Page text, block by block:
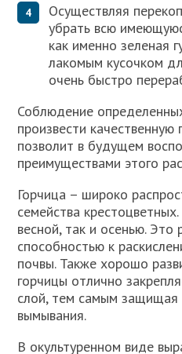
Осуществляя
убрать всю
как именно зеленая
лакомым кусочком
очень быстро
Соблюдение
произвести качественную
позволит в будущем
преимуществами этого
Горчица – широко
семейства
весной, так и осенью. Это
способностью к
почвы. Также хорошо
горчицы отлично
слой, тем самым защищая
вымывания.
В окультуренном виде